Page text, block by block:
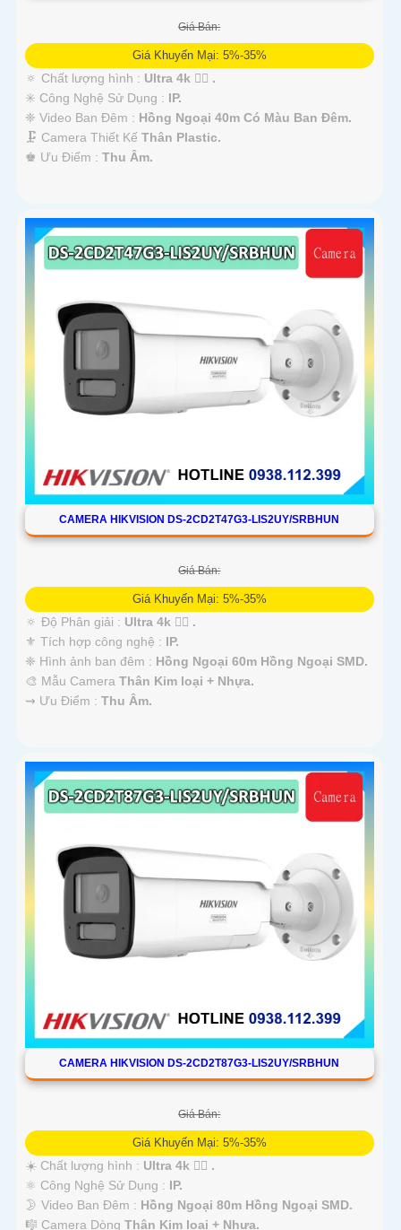
Giá Bán:
Giá Khuyến Mại: 5%-35%
🔅 Chất lượng hình : Ultra 4k 👍🏾 .
✳️ Công Nghệ Sử Dụng : IP.
❈ Video Ban Đêm : Hồng Ngoại 40m Có Màu Ban Ðêm.
🗜️ Camera Thiết Kế Thân Plastic.
️♚ Ưu Điểm : Thu Âm.
CAMERA HIKVISION DS-2CD2T47G3-LIS2UY/SRBHUN
Giá Bán:
Giá Khuyến Mại: 5%-35%
🔅 Độ Phân giải : Ultra 4k 👍🏾 .
⚜️ Tích hợp công nghệ : IP.
❈ Hình ảnh ban đêm : Hồng Ngoại 60m Hồng Ngoại SMD.
🎨 Mẫu Camera Thân Kim loại + Nhựa.
️⇝ Ưu Điểm : Thu Âm.
CAMERA HIKVISION DS-2CD2T87G3-LIS2UY/SRBHUN
Giá Bán:
Giá Khuyến Mại: 5%-35%
☀️ Chất lượng hình : Ultra 4k 👍🏾 .
⚛️ Công Nghệ Sử Dụng : IP.
🌛 Video Ban Đêm : Hồng Ngoại 80m Hồng Ngoại SMD.
🎼️ Camera Dòng Thân Kim loại + Nhựa.